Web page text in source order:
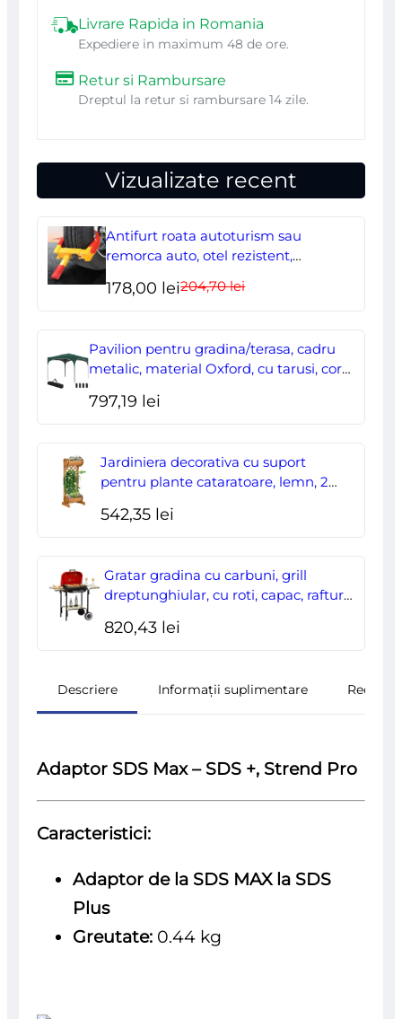
Livrare Rapida in Romania
Expediere in maximum 48 de ore.
Retur si Rambursare
Dreptul la retur si rambursare 14 zile.
Vizualizate recent
Antifurt roata autoturism sau
remorca auto, otel rezistent,
204,70leiPrețul
a
fost:
178,00 lei
Prețul
este:
178,00 lei.
Pavilion pentru gradina/terasa, cadru
metalic, material Oxford, cu tarusi, corzi
2.95×2.95×2.55 m
797,19 lei
Jardiniera decorativa cu suport
pentru plante cataratoare, lemn, 2
542,35 lei
Gratar gradina cu carbuni, grill
dreptunghiular, cu roti, capac, rafturi,
820,43 lei
Descriere Informații suplimentare
Adaptor SDS Max – SDS +, Strend Pro
Caracteristici:
Adaptor de la SDS MAX la SDS
Plus
Greutate: 0.44 kg